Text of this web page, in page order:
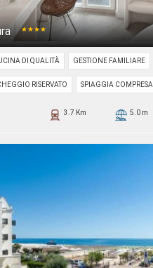
★★★★
DI QUALITÀ GESTIONE FAMILIARE
RISERVATO SPIAGGIA COMPRESA
5.0 m
3.7 Km